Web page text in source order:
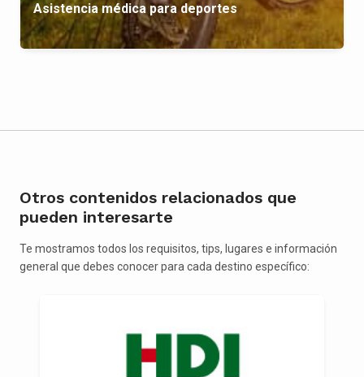
Asistencia médica para deportes
Otros contenidos relacionados que
pueden interesarte
Te mostramos todos los requisitos, tips, lugares e información
general que debes conocer para cada destino específico: